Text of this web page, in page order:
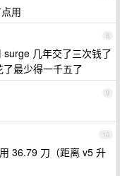
用
8
几年交了三次钱了
最少得一千五了
9
10
36.79 刀（距离 v5 升